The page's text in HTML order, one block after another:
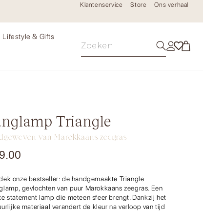
Klantenservice Store Ons verhaal
Lifestyle & Gifts
Triangle
van Marokkaans zeegras
onze bestseller: de handgemaakte Triangle
gevlochten van puur Marokkaans zeegras. Een
statement lamp die meteen sfeer brengt. Dankzij het
materiaal verandert de kleur na verloop van tijd